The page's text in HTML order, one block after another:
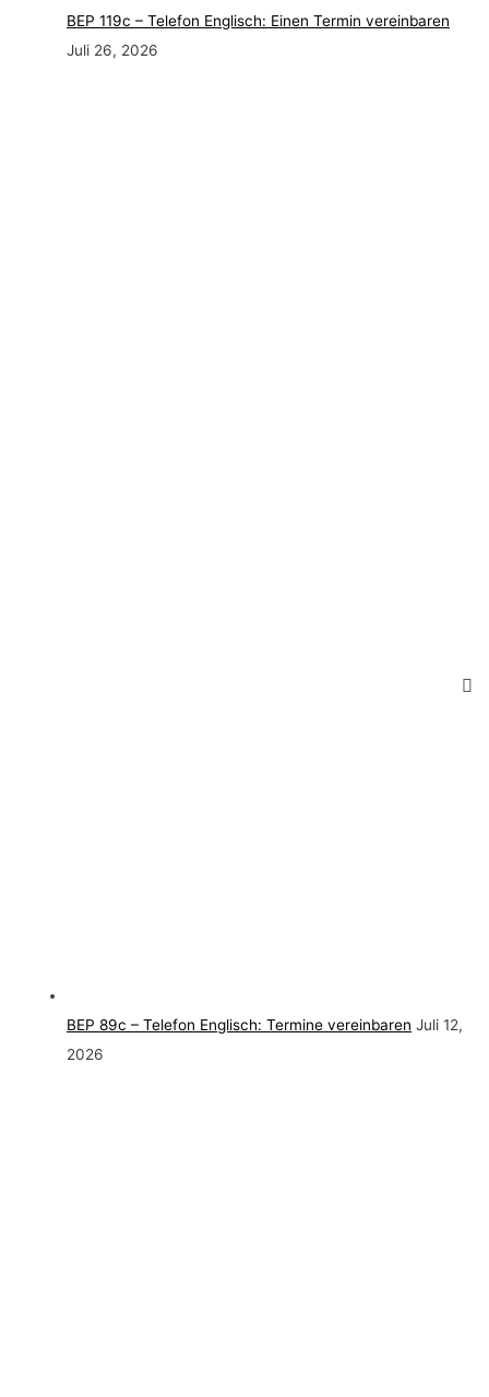
BEP 119c – Telefon Englisch: Einen Termin vereinbaren
Juli 26, 2026
BEP 89c – Telefon Englisch: Termine vereinbaren Juli 12,
2026